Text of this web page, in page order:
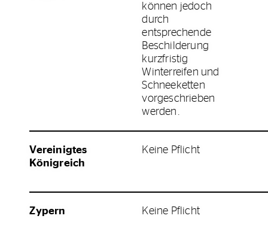
können jedoch
durch
entsprechende
Beschilderung
kurzfristig
Winterreifen und
Schneeketten
vorgeschrieben
werden.
Vereinigtes
Königreich
Keine Pflicht
Zypern Keine Pflicht